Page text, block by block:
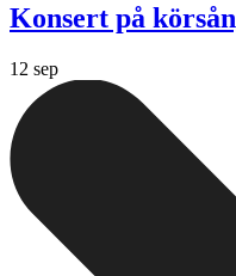
Konsert på
12 sep